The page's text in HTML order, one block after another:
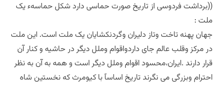
((برداشت فردوسی از تاریخ صورت حماسی دارد شکل حماسهء یک
ملت :
جهان پهنه تاخت وتاز دلیران وگردنکشایان یک ملت است. این ملت
در مرکز وقلب عالم جای داردواقوام وملل دیگر در حاشیه و کنار آن
قرار دارند .ایران،محسود اقوام وملل دیگر است و همه به آن به نظر
احترام وبزرگی می نگرند تاریخ اساسآ با کیومرث که نخستین شاه